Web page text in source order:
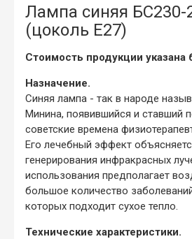
Лампа синяя БС230-
(цоколь Е27)
Стоимость продукции
Назначение.
Синяя лампа - так в народе
Минина, появившийся и ставший
советские времена
Его лечебный эффект
генерирования инфракрасных
использования предполагает
большое количество
которых подходит сухое тепло.
Технические характеристики.